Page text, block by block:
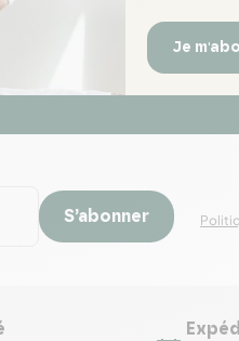
Je
S’abonner